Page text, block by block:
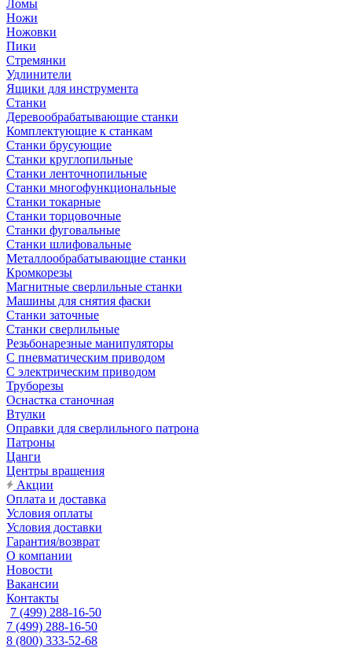
Ломы
Ножи
Ножовки
Пики
Стремянки
Удлинители
Ящики для инструмента
Станки
Деревообрабатывающие станки
Комплектующие к станкам
Станки брусующие
Станки круглопильные
Станки ленточнопильные
Станки многофункциональные
Станки токарные
Станки торцовочные
Станки фуговальные
Станки шлифовальные
Металлообрабатывающие станки
Кромкорезы
Магнитные сверлильные станки
Машины для снятия фаски
Станки заточные
Станки сверлильные
Резьбонарезные манипуляторы
С пневматическим приводом
С электрическим приводом
Труборезы
Оснастка станочная
Втулки
Оправки для сверлильного патрона
Патроны
Цанги
Центры вращения
Акции
Оплата и доставка
Условия оплаты
Условия доставки
Гарантия/возврат
О компании
Новости
Вакансии
Контакты
7 (499) 288-16-50
7 (499) 288-16-50
8 (800) 333-52-68